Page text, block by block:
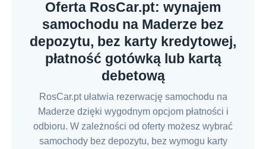
Oferta RosCar.pt: wynajem
samochodu na Maderze bez
depozytu, bez karty kredytowej,
płatność gotówką lub kartą
debetową
RosCar.pt ułatwia rezerwację samochodu na
Maderze dzięki wygodnym opcjom płatności i
odbioru. W zależności od oferty możesz wybrać
samochody bez depozytu, bez wymogu karty